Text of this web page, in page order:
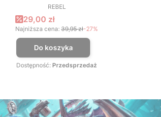
PRODUCENT
REBEL
Cena promocyjna
29,00 zł
Najniższa cena: 39,95 zł-27%
Do koszyka
Dostępność: Przedsprzedaż